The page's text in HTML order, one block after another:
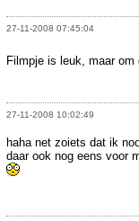
27-11-2008 07:45:04
Filmpje is leuk, maar
27-11-2008 10:02:49
haha net zoiets dat ik
daar ook nog eens voor